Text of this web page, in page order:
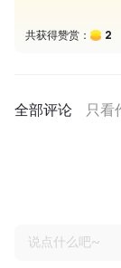
共获得赞赏： 2
全部评论 只看
说点什么吧~